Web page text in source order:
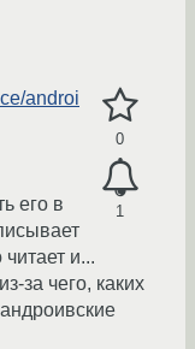
0
1
androi
его в
и...
за чего, каких